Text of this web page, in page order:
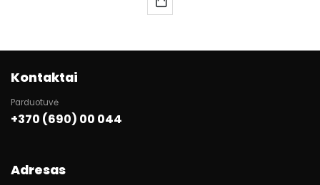
Kontaktai
Parduotuvė
+370 (690) 00 044
Adresas